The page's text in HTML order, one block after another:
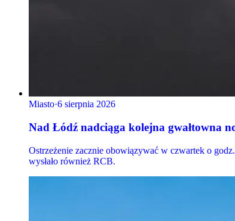
Miasto·6 sierpnia 2026
Nad Łódź nadciąga kolejna gwałtowna
Ostrzeżenie zacznie obowiązywać w czwartek o
wysłało również RCB.